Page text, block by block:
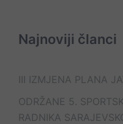
Najnoviji članci
III IZMJENA PLANA
ODRŽANE 5.
RADNIKA